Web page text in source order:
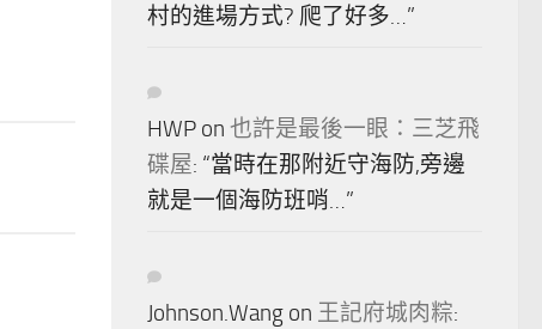
村的進場方式? 爬了好多…”
HWP on 也許是最後一眼：三芝飛
碟屋: “當時在那附近守海防,旁邊
就是一個海防班哨…”
Johnson.Wang on 王記府城肉粽: